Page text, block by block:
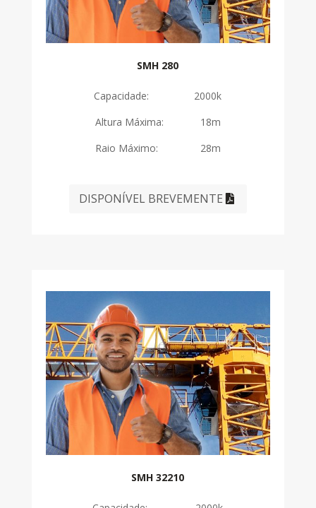
SMH 280
Capacidade: 2000k
Altura Máxima: 18m
Raio Máximo: 28m
DISPONÍVEL BREVEMENTE
SMH 32210